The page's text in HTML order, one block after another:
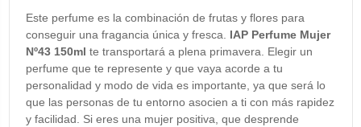
Este perfume es la combinación de frutas y flores para
conseguir una fragancia única y fresca. IAP Perfume Mujer
Nº43 150ml te transportará a plena primavera. Elegir un
perfume que te represente y que vaya acorde a tu
personalidad y modo de vida es importante, ya que será lo
que las personas de tu entorno asocien a ti con más rapidez
y facilidad. Si eres una mujer positiva, que desprende